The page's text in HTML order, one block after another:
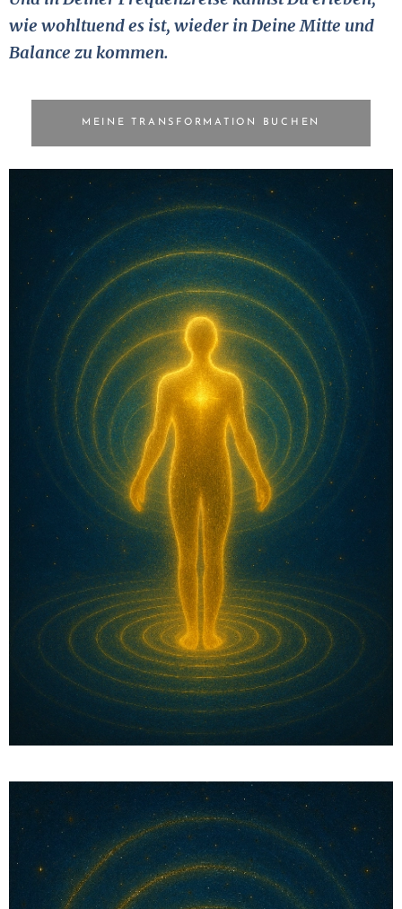
wie wohltuend es ist, wieder in Deine Mitte und
Balance zu kommen.
⚛︎ MEINE TRANSFORMATION BUCHEN ⚛︎